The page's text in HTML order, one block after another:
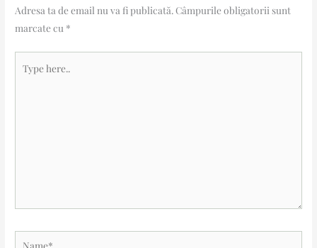
Adresa ta de email nu va fi publicată. Câmpurile obligatorii sunt
marcate cu *
here..